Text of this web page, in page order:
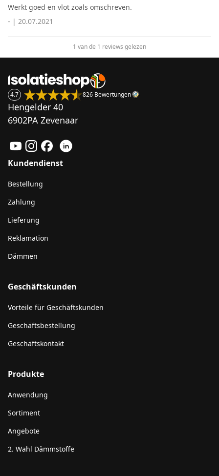
Werkt goed en vlot zoals omschreven.
- | 20.07.2021
1 van de 1 reviews gelezen
4.7 826 Bewertungen
Hengelder 40
6902PA Zevenaar
Kundendienst
Bestellung
Zahlung
Lieferung
Reklamation
Dämmen
Geschäftskunden
Vorteile für Geschäftskunden
Geschäftsbestellung
Geschäftskontakt
Produkte
Anwendung
Sortiment
Angebote
2. Wahl Dämmstoffe